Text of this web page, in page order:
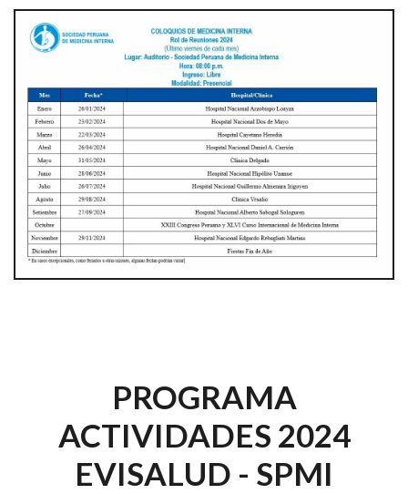
PROGRAMA
ACTIVIDADES 2024
EVISALUD - SPMI